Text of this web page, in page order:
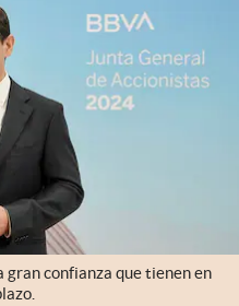
gran confianza que tienen en